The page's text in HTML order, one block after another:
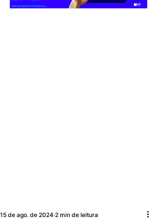
15 de ago. de 2024 2 min de leitura